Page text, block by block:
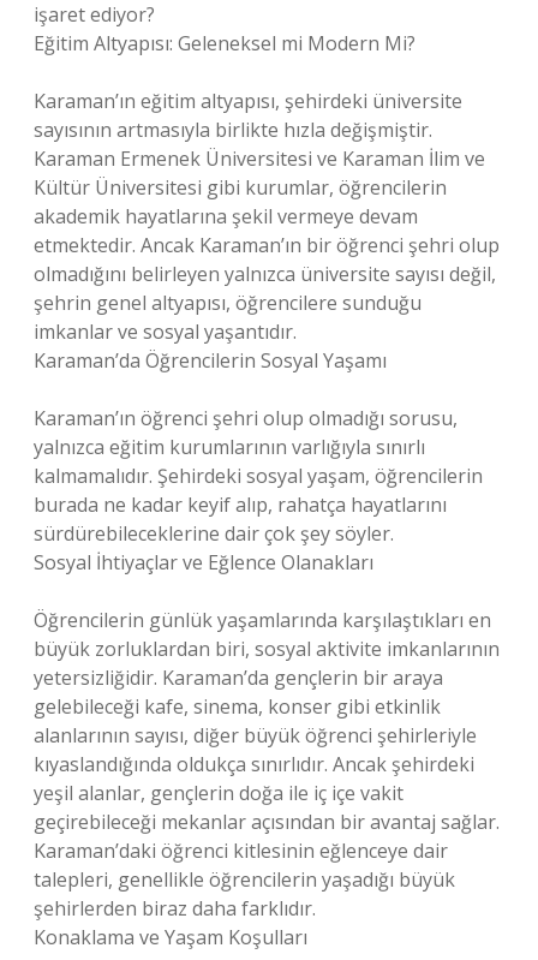
işaret ediyor?
Eğitim Altyapısı: Geleneksel mi Modern Mi?
Karaman’ın eğitim altyapısı, şehirdeki üniversite
sayısının artmasıyla birlikte hızla değişmiştir.
Karaman Ermenek Üniversitesi ve Karaman İlim ve
Kültür Üniversitesi gibi kurumlar, öğrencilerin
akademik hayatlarına şekil vermeye devam
etmektedir. Ancak Karaman’ın bir öğrenci şehri olup
olmadığını belirleyen yalnızca üniversite sayısı değil,
şehrin genel altyapısı, öğrencilere sunduğu
imkanlar ve sosyal yaşantıdır.
Karaman’da Öğrencilerin Sosyal Yaşamı
Karaman’ın öğrenci şehri olup olmadığı sorusu,
yalnızca eğitim kurumlarının varlığıyla sınırlı
kalmamalıdır. Şehirdeki sosyal yaşam, öğrencilerin
burada ne kadar keyif alıp, rahatça hayatlarını
sürdürebileceklerine dair çok şey söyler.
Sosyal İhtiyaçlar ve Eğlence Olanakları
Öğrencilerin günlük yaşamlarında karşılaştıkları en
büyük zorluklardan biri, sosyal aktivite imkanlarının
yetersizliğidir. Karaman’da gençlerin bir araya
gelebileceği kafe, sinema, konser gibi etkinlik
alanlarının sayısı, diğer büyük öğrenci şehirleriyle
kıyaslandığında oldukça sınırlıdır. Ancak şehirdeki
yeşil alanlar, gençlerin doğa ile iç içe vakit
geçirebileceği mekanlar açısından bir avantaj sağlar.
Karaman’daki öğrenci kitlesinin eğlenceye dair
talepleri, genellikle öğrencilerin yaşadığı büyük
şehirlerden biraz daha farklıdır.
Konaklama ve Yaşam Koşulları